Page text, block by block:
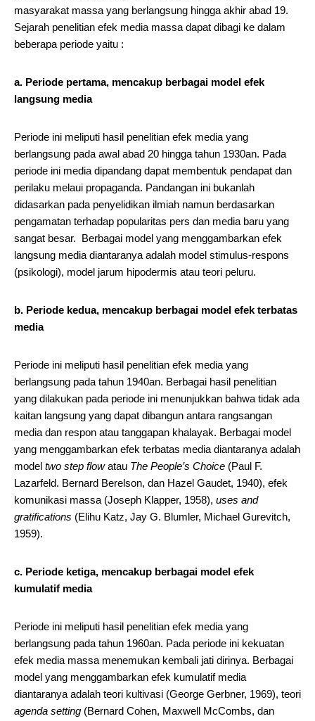
masyarakat massa yang berlangsung hingga akhir abad 19.
Sejarah penelitian efek media massa dapat dibagi ke dalam
beberapa periode yaitu :
a. Periode pertama, mencakup berbagai model efek
langsung media
Periode ini meliputi hasil penelitian efek media yang
berlangsung pada awal abad 20 hingga tahun 1930an. Pada
periode ini media dipandang dapat membentuk pendapat dan
perilaku melaui propaganda. Pandangan ini bukanlah
didasarkan pada penyelidikan ilmiah namun berdasarkan
pengamatan terhadap popularitas pers dan media baru yang
sangat besar. Berbagai model yang menggambarkan efek
langsung media diantaranya adalah model stimulus-respons
(psikologi), model jarum hipodermis atau teori peluru.
b. Periode kedua, mencakup berbagai model efek terbatas
media
Periode ini meliputi hasil penelitian efek media yang
berlangsung pada tahun 1940an. Berbagai hasil penelitian
yang dilakukan pada periode ini menunjukkan bahwa tidak ada
kaitan langsung yang dapat dibangun antara rangsangan
media dan respon atau tanggapan khalayak. Berbagai model
yang menggambarkan efek terbatas media diantaranya adalah
model two step flowatau The People’s Choice (Paul F.
Lazarfeld. Bernard Berelson, dan Hazel Gaudet, 1940), efek
komunikasi massa (Joseph Klapper, 1958), uses and
gratifications (Elihu Katz, Jay G. Blumler, Michael Gurevitch,
1959).
c. Periode ketiga, mencakup berbagai model efek
kumulatif media
Periode ini meliputi hasil penelitian efek media yang
berlangsung pada tahun 1960an. Pada periode ini kekuatan
efek media massa menemukan kembali jati dirinya. Berbagai
model yang menggambarkan efek kumulatif media
diantaranya adalah teori kultivasi (George Gerbner, 1969), teori
agenda setting (Bernard Cohen, Maxwell McCombs, dan